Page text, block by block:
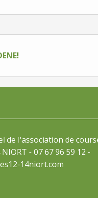
de l'association de
NIORT - 07 67 96 59 12 -
14niort.com